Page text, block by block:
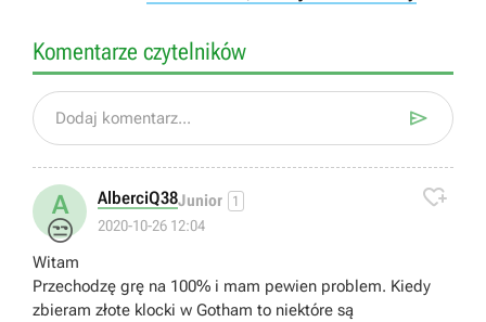
Komentarze czytelników
Dodaj komentarz... 
A
😒
AlberciQ38Junior 1
2020-10-26 12:04

Witam
Przechodzę grę na 100% i mam pewien problem. Kiedy
zbieram złote klocki w Gotham to niektóre są